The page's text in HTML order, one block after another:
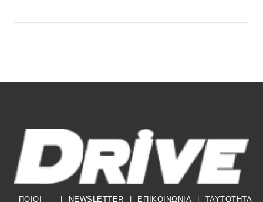
ΠΟΙΟΙ
NEWSLETTER ΕΠΙΚΟΙΝΩΝΙΑ TAYTOTHTA